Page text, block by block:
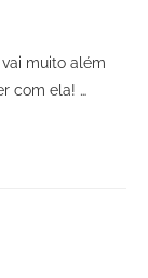
muito além
com ela! …